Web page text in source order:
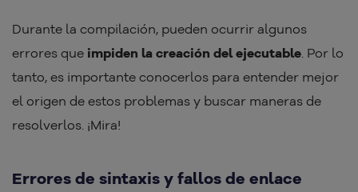
Durante la compilación, pueden ocurrir algunos
errores que impiden la creación del ejecutable. Por lo
tanto, es importante conocerlos para entender mejor
el origen de estos problemas y buscar maneras de
resolverlos. ¡Mira!
Errores de sintaxis y fallos de enlace